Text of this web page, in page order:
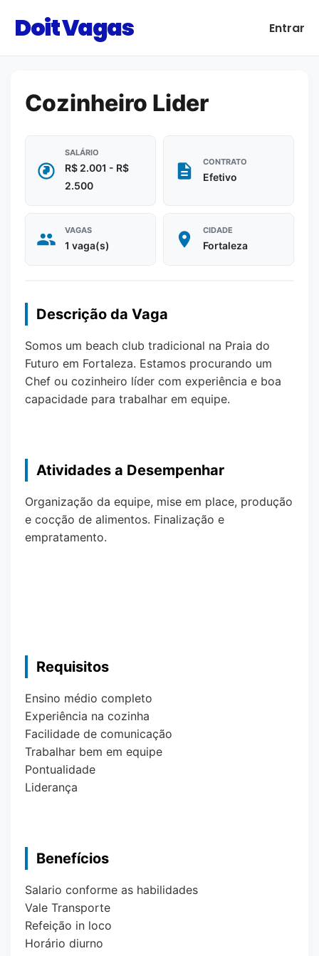
Doit Vagas Entrar
Cozinheiro Lider
SALÁRIO
R$ 2.001 - R$
2.500
CONTRATO
Efetivo
VAGAS
1 vaga(s)
CIDADE
Fortaleza
Descrição da Vaga
Somos um beach club tradicional na Praia do
Futuro em Fortaleza. Estamos procurando um
Chef ou cozinheiro líder com experiência e boa
capacidade para trabalhar em equipe.
Atividades a Desempenhar
Organização da equipe, mise em place, produção
e cocção de alimentos. Finalização e
empratamento.
Requisitos
Ensino médio completo
Experiência na cozinha
Facilidade de comunicação
Trabalhar bem em equipe
Pontualidade
Liderança
Benefícios
Salario conforme as habilidades
Vale Transporte
Refeição in loco
Horário diurno